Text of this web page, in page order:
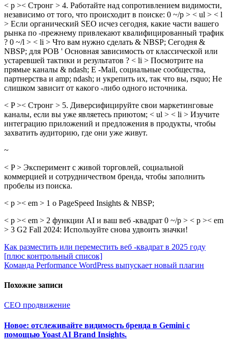
< p >< Стронг > 4. Работайте над сопротивлением видимости,
независимо от того, что происходит в поиске: 0 ~/p > < ul > < l
> Если органический SEO исчез сегодня, какие части вашего
рынка по -прежнему привлекают квалифицированный трафик
? 0 ~/l > < li > Что вам нужно сделать & NBSP; Сегодня &
NBSP; для POB ' Основная зависимость от классической или
устаревшей тактики и результатов ? < li > Посмотрите на
прямые каналы & ndash; E -Mail, социальные сообщества,
партнерства и amp; ndash; и укрепить их, так что вы, rsquo; Не
слишком зависит от какого -либо одного источника.
< P >< Стронг > 5. Диверсифицируйте свои маркетинговые
каналы, если вы уже являетесь приютом; < ul > < li > Изучите
интеграцию приложений и предложения в продукты, чтобы
захватить аудиторию, где они уже живут.
~
< P > Эксперимент с живой торговлей, социальной
коммерцией и сотрудничеством бренда, чтобы заполнить
пробелы из поиска.
< p >< em > 1 о PageSpeed ​​Insights & NBSP;
< p >< em > 2 функции AI и ваш веб -квадрат 0 ~/p > < p >< em
> 3 G2 Fall 2024: Используйте снова удвоить значки!
Навигация
по
Как разместить или переместить веб -квадрат в 2025 году
[плюс контрольный список]
Команда Performance WordPress выпускает новый плагин
Похожие записи
СЕО продвижение
Новое: отслеживайте видимость бренда в Gemini с
помощью Yoast AI Brand Insights.